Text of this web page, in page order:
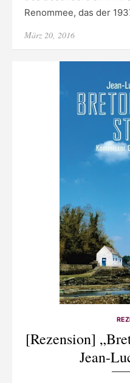
Renommee, das der
Posted
März 20, 2016
[Rezension]
Jean-